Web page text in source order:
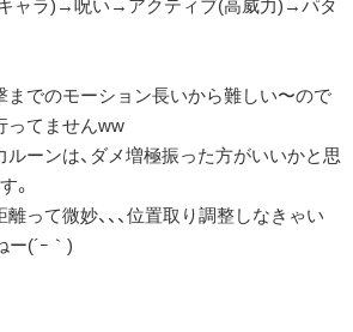
までのモーション長いから難しい〜ので
ってませんww
ーンは、ダメ増極振った方がいいかと思
。
って微妙、、、位置取り調整しなきゃい
ー(´ｰ｀)